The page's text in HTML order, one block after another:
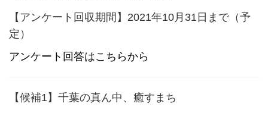
【アンケート回収期間】2021年10月31日まで（予
定）
アンケート回答はこちらから
【候補1】千葉の真ん中、癒すまち